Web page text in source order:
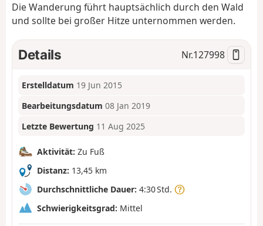
a
o
Die Wanderung führt hauptsächlich durch den Wald
und sollte bei großer Hitze unternommen werden.
Details Nr.127998
Erstelldatum 19 Jun 2015
Bearbeitungsdatum 08 Jan 2019
Letzte Bewertung 11 Aug 2025
Aktivität: Zu Fuß
Distanz: 13,45 km
Durchschnittliche Dauer: 4:30 Std.
Schwierigkeitsgrad: Mittel